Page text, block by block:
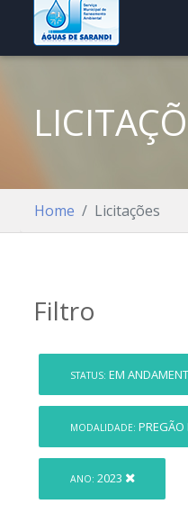
Home Licitações
Filtro
STATUS: EM
MODALIDADE: PREGÃO
ANO: 2023